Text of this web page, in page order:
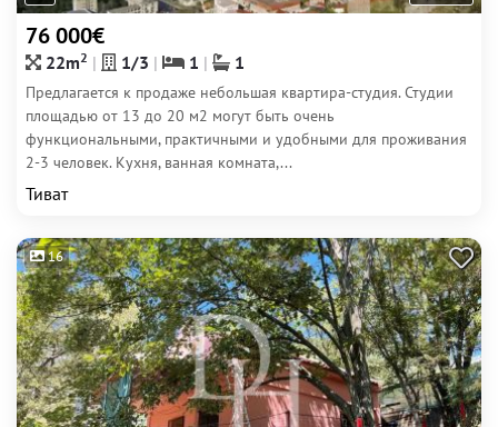
76 000€
22m2 1/3 1 1
Предлагается к продаже небольшая квартира-студия. Студии
площадью от 13 до 20 м2 могут быть очень
функциональными, практичными и удобными для проживания
2-3 человек. Кухня, ванная комната,...
Тиват
16